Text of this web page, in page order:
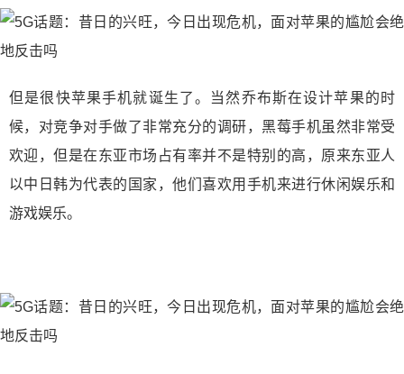
但是很快苹果手机就诞生了。当然乔布斯在设计苹果的时
候，对竞争对手做了非常充分的调研，黑莓手机虽然非常受
欢迎，但是在东亚市场占有率并不是特别的高，原来东亚人
以中日韩为代表的国家，他们喜欢用手机来进行休闲娱乐和
游戏娱乐。